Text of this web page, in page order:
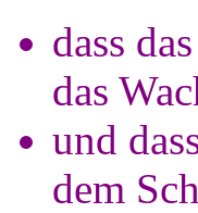
dass
das
und
dem